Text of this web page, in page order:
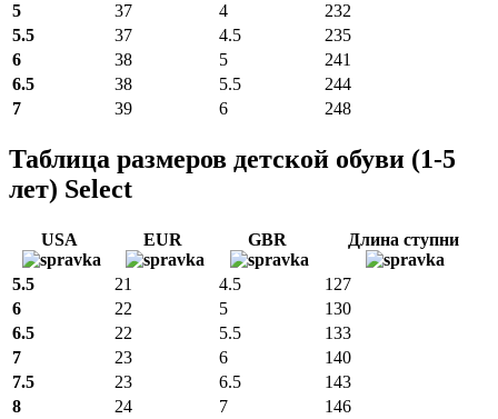
5
37 4
232
5.5
37 4.5
235
6
38 5
241
6.5
38 5.5
244
7
39 6 248
Таблица размеров детской обуви (1-5
лет) Select
USA EUR GBR Длина ступни
5.5 21 4.5
127
6
22 5
130
6.5
22 5.5
133
7
23 6
140
7.5
23 6.5
143
8
24 7
146